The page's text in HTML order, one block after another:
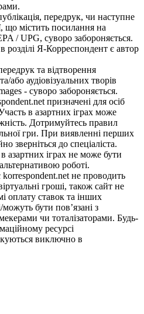
передрук, чи наступне
що містить посилання на
/ UPG, суворо забороняється.
розділі Я-Корреспондент є автор
та відтворення
або аудіовізуальних творів
- суворо забороняється.
призначені для осіб
в азартних іграх може
Дотримуйтесь правил
гри. При виявленні перших
зверніться до спеціаліста.
азартних іграх не може бути
роботі.
не проводить
гроші, також сайт не
оплату ставок та інших
можуть бути пов’язані з
чи тоталізаторами. Будь-
ресурсі
виключно в